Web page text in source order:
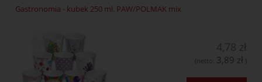
Gastronomia - kubek 250 ml. PAW/POLMAK mix
(netto: 3,89 zł )